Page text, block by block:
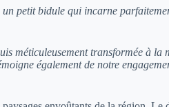
petit bidule qui incarne
méticuleusement transformée à la
également de notre